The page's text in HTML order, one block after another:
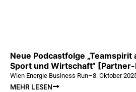
Neue Podcastfolge
Sport und Wirtschaft“
Wien Energie Business Run–8. Oktober
MEHR LESEN